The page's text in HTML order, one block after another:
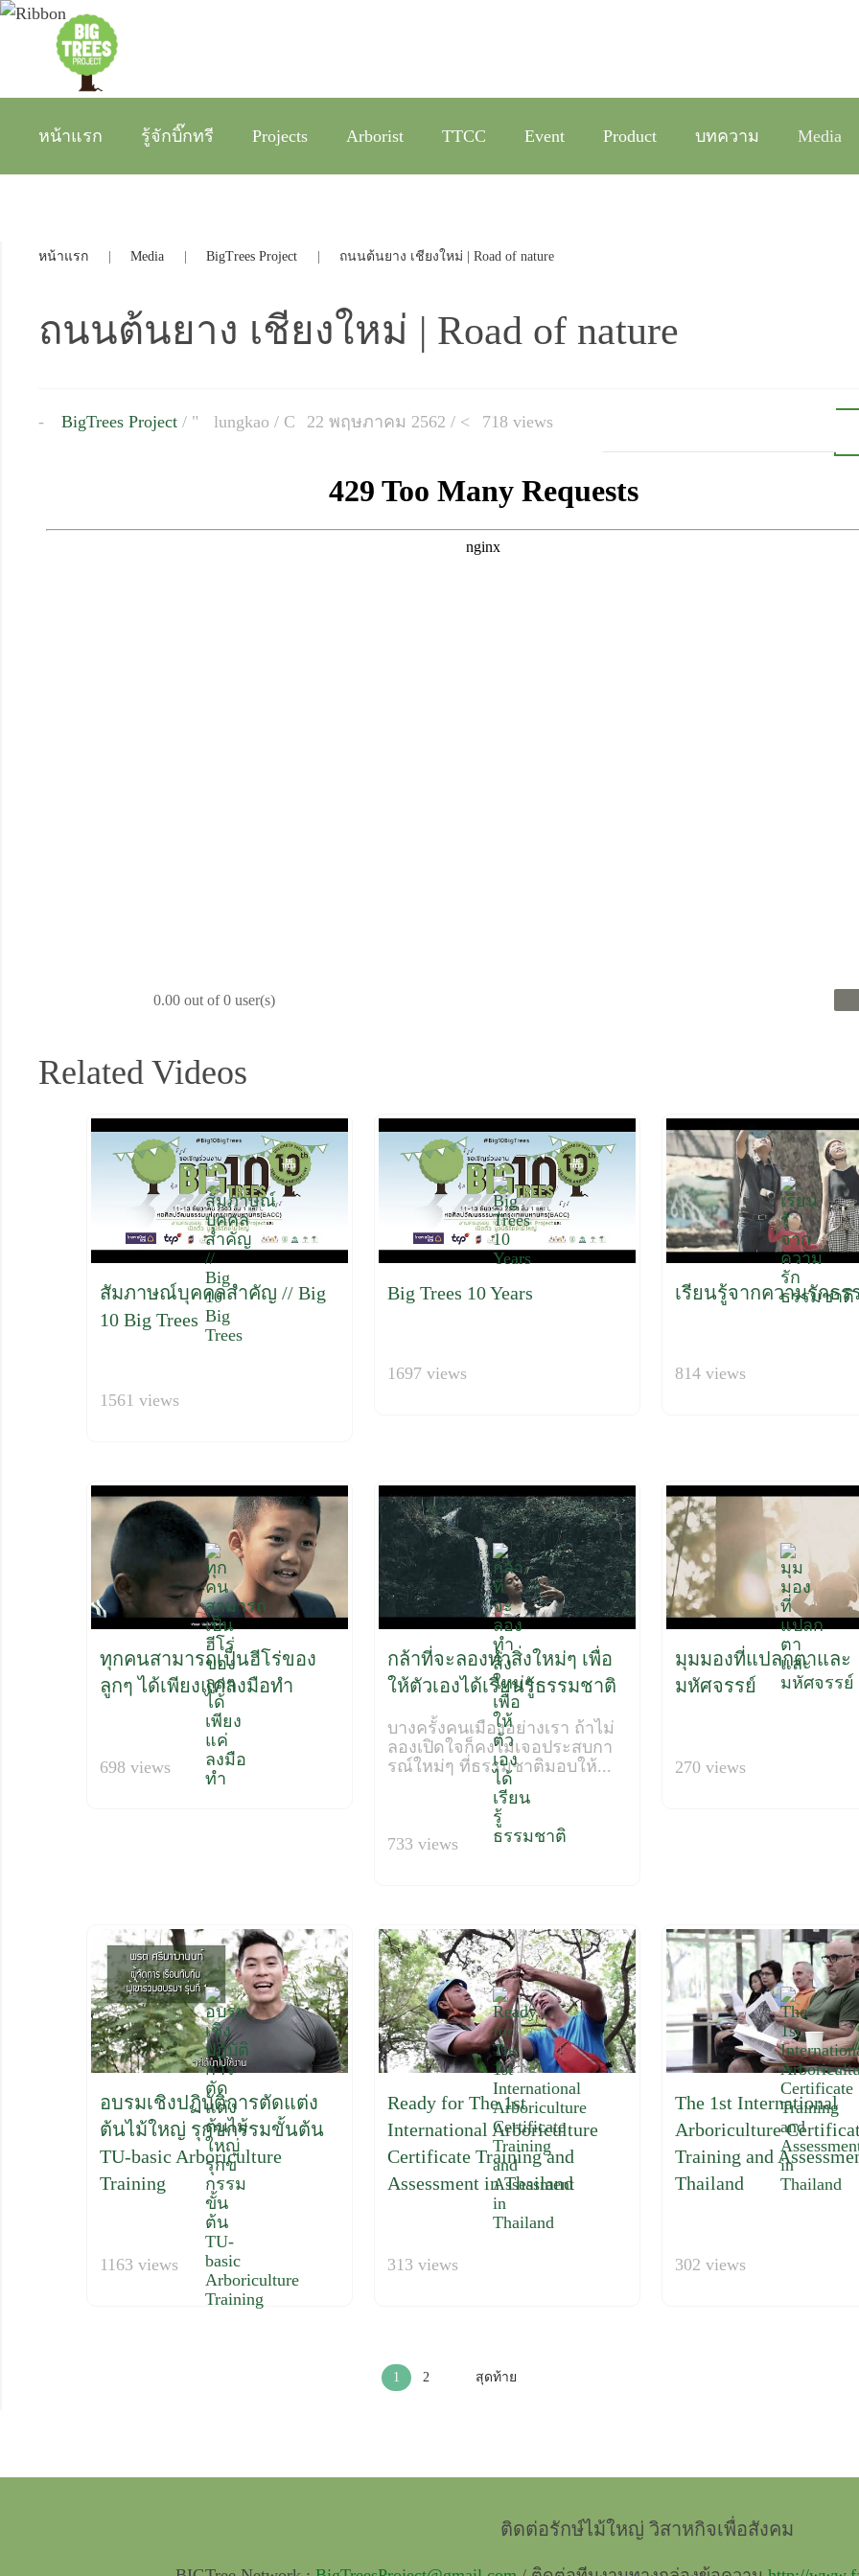
หน้าแรก รู้จักบิ๊กทรี Projects Arborist TTCC Event Product บทความ Media
หน้าแรก Media BigTrees Project ถนนต้นยาง เชียงใหม่ | Road of nature
ถนนต้นยาง เชียงใหม่ | Road of nature
BigTrees Project/ lungkao / 22 พฤษภาคม 2562 / 718 views
0.00 out of 0 user(s)
Related Videos
สัมภาษณ์บุคคลสำคัญ // Big
10 Big Trees
1561 views
Big Trees 10 Years
1697 views
เรียนรู้จากความรักธ
814 views
ทุกคนสามารถเป็นฮีโร่ของ
ลูกๆ ได้เพียงแค่ลงมือทำ
698 views
กล้าที่จะลองทำสิ่งใหม่ๆ เพื่อ
ให้ตัวเองได้เรียนรู้ธรรมชาติ
บางครั้งคนเมืองอย่างเรา ถ้าไม่
ลองเปิดใจก็คงไม่เจอประสบกา
รณ์ใหม่ๆ ที่ธรรมชาติมอบให้...
733 views
มุมมองที่แปลกตาและ
มหัศจรรย์
270 views
อบรมเชิงปฏิบัติการตัดแต่ง
ต้นไม้ใหญ่ รุกขกรรมขั้นต้น
TU-basic Arboriculture
Training
1163 views
Ready for The 1st
International Arboriculture
Certificate Training and
Assessment in Thailand
313 views
The 1st International
Arboriculture
Training and
Thailand
302 views
1 2 สุดท้าย
ติดต่อรักษ์ไม้ใหญ่ วิสาหกิจเพื่อสังคม